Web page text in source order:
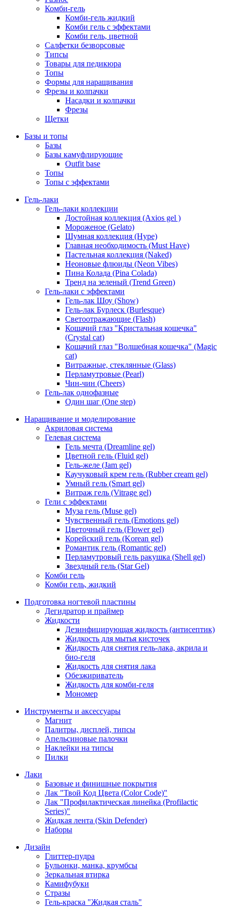
Комби-гель
Комби-гель жидкий
Комби гель с эффектами
Комби гель, цветной
Салфетки безворсовые
Типсы
Товары для педикюра
Топы
Формы для наращивания
Фрезы и колпачки
Насадки и колпачки
Фрезы
Щетки
Базы и топы
Базы
Базы камуфлирующие
Outfit base
Топы
Топы с эффектами
Гель-лаки
Гель-лаки коллекции
Достойная коллекция (Axios gel )
Мороженое (Gelato)
Шумная коллекция (Hype)
Главная необходимость (Must Have)
Пастельная коллекция (Naked)
Неоновые флюиды (Neon Vibes)
Пина Колада (Pina Colada)
Тренд на зеленый (Trend Green)
Гель-лаки с эффектами
Гель-лак Шоу (Show)
Гель-лак Бурлеск (Burlesque)
Светоотражающие (Flash)
Кошачий глаз "Кристальная кошечка"
(Crystal cat)
Кошачий глаз "Волшебная кошечка" (Magic
cat)
Витражные, стеклянные (Glass)
Перламутровые (Pearl)
Чин-чин (Cheers)
Гель-лак однофазные
Один шаг (One step)
Наращивание и моделирование
Акриловая система
Гелевая система
Гель мечта (Dreamline gel)
Цветной гель (Fluid gel)
Гель-желе (Jam gel)
Каучуковый крем гель (Rubber cream gel)
Умный гель (Smart gel)
Витраж гель (Vitrage gel)
Гели с эффектами
Муза гель (Muse gel)
Чувственный гель (Emotions gel)
Цветочный гель (Flower gel)
Корейский гель (Korean gel)
Романтик гель (Romantic gel)
Перламутровый гель ракушка (Shell gel)
Звездный гель (Star Gel)
Комби гель
Комби гель, жидкий
Подготовка ногтевой пластины
Дегидратор и праймер
Жидкости
Дезинфицирующая жидкость (антисептик)
Жидкость для мытья кисточек
Жидкость для снятия гель-лака, акрила и
био-геля
Жидкость для снятия лака
Обезжириватель
Жидкость для комби-геля
Мономер
Инструменты и аксессуары
Магнит
Палитры, дисплей, типсы
Апельсиновые палочки
Наклейки на типсы
Пилки
Лаки
Базовые и финишные покрытия
Лак "Твой Код Цвета (Color Code)"
Лак "Профилактическая линейка (Profilactic
Series)"
Жидкая лента (Skin Defender)
Наборы
Дизайн
Глиттер-пудра
Бульонки, манка, крумбсы
Зеркальная втирка
Камифубуки
Стразы
Гель-краска "Жидкая сталь"